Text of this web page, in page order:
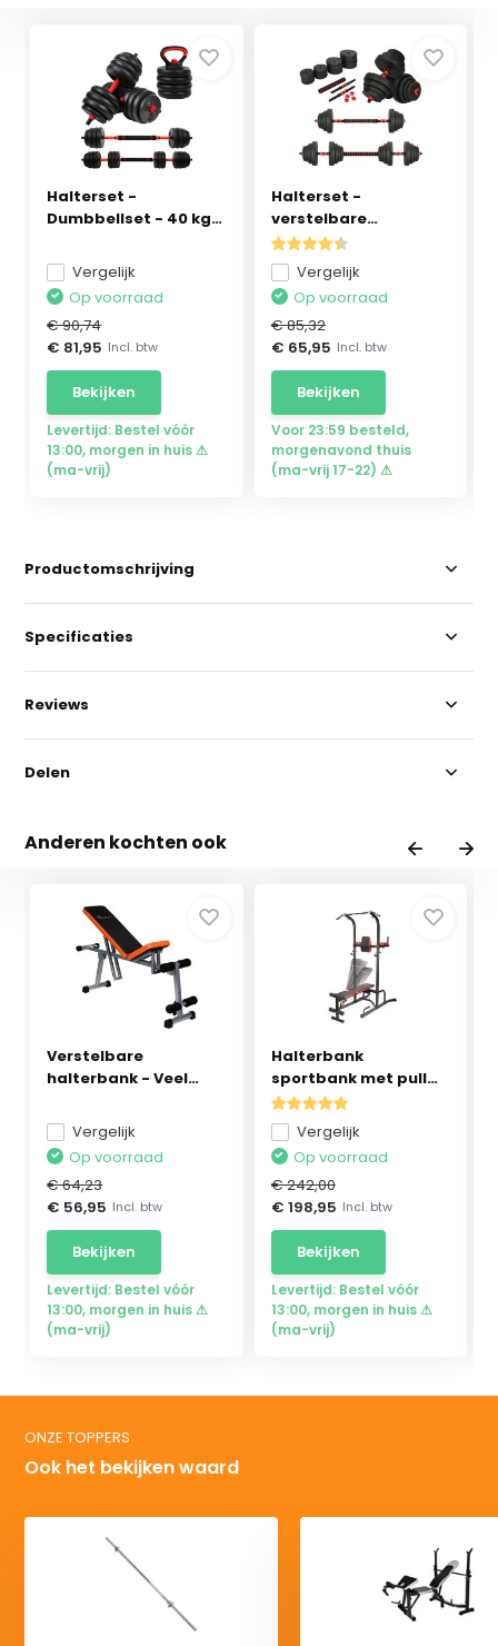
Halterset -
Dumbbellset - 40 kg
Vergelijk
Op voorraad
€ 90,74
€ 81,95 Incl. btw
Bekijken
Levertijd: Bestel vóór
13:00, morgen in huis ⚠
(ma-vrij)
Halterset -
verstelbare
dumbbells - g...
Vergelijk
Op voorraad
€ 85,32
€ 65,95 Incl. btw
Bekijken
Voor 23:59 besteld,
morgenavond thuis
(ma-vrij 17-22) ⚠
Productomschrijving
Specificaties
Reviews
Delen
Anderen kochten ook
Verstelbare
halterbank - Veel
Vergelijk
Op voorraad
€ 64,23
€ 56,95 Incl. btw
Bekijken
Levertijd: Bestel vóór
13:00, morgen in huis ⚠
(ma-vrij)
Halterbank
sportbank met pull
up bar...
Vergelijk
Op voorraad
€ 242,00
€ 198,95 Incl. btw
Bekijken
Levertijd: Bestel vóór
13:00, morgen in huis ⚠
(ma-vrij)
ONZE TOPPERS
Ook het bekijken waard